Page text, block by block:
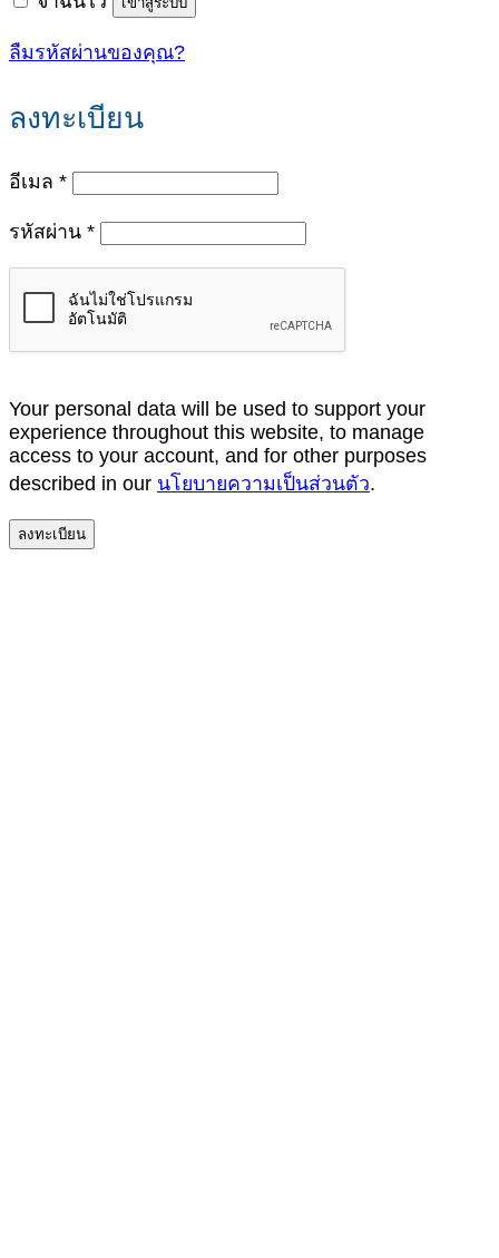
ลืมรหัสผ่านของคุณ?
ลงทะเบียน
อีเมล *ต้องการ
รหัสผ่าน *ต้องการ
Your personal data will be used to support your
experience throughout this website, to manage
access to your account, and for other purposes
described in our นโยบายความเป็นส่วนตัว.
ลงทะเบียน